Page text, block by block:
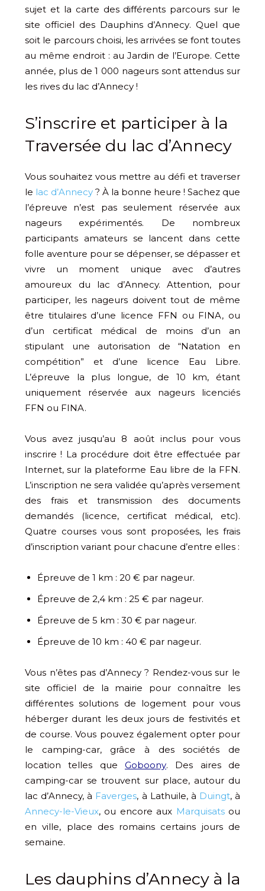
sujet et la carte des différents parcours sur le
site officiel des Dauphins d’Annecy. Quel que
soit le parcours choisi, les arrivées se font toutes
au même endroit : au Jardin de l’Europe. Cette
année, plus de 1 000 nageurs sont attendus sur
les rives du lac d’Annecy !
S’inscrire et participer à la
Traversée du lac d’Annecy
Vous souhaitez vous mettre au défi et traverser
le lac d’Annecy ? À la bonne heure ! Sachez que
l’épreuve n’est pas seulement réservée aux
nageurs expérimentés. De nombreux
participants amateurs se lancent dans cette
folle aventure pour se dépenser, se dépasser et
vivre un moment unique avec d’autres
amoureux du lac d’Annecy. Attention, pour
participer, les nageurs doivent tout de même
être titulaires d’une licence FFN ou FINA, ou
d’un certificat médical de moins d’un an
stipulant une autorisation de “Natation en
compétition” et d’une licence Eau Libre.
L’épreuve la plus longue, de 10 km, étant
uniquement réservée aux nageurs licenciés
FFN ou FINA.
Vous avez jusqu’au 8 août inclus pour vous
inscrire ! La procédure doit être effectuée par
Internet, sur la plateforme Eau libre de la FFN.
L’inscription ne sera validée qu’après versement
des frais et transmission des documents
demandés (licence, certificat médical, etc).
Quatre courses vous sont proposées, les frais
d’inscription variant pour chacune d’entre elles :
Épreuve de 1 km : 20 € par nageur.
Épreuve de 2,4 km : 25 € par nageur.
Épreuve de 5 km : 30 € par nageur.
Épreuve de 10 km : 40 € par nageur.
Vous n’êtes pas d’Annecy ? Rendez-vous sur le
site officiel de la mairie pour connaître les
différentes solutions de logement pour vous
héberger durant les deux jours de festivités et
de course. Vous pouvez également opter pour
le camping-car, grâce à des sociétés de
location telles que Goboony. Des aires de
camping-car se trouvent sur place, autour du
lac d’Annecy, à Faverges, à Lathuile, à Duingt, à
Annecy-le-Vieux, ou encore aux Marquisatsou
en ville, place des romains certains jours de
semaine.
Les dauphins d’Annecy à la